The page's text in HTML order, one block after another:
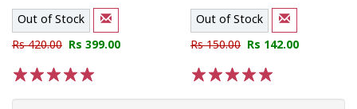
Out of Stock
Rs 420.00 Rs 399.00
Out of Stock
Rs 150.00 Rs 142.00